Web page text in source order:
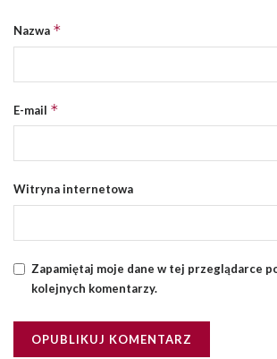
Nazwa *
E-mail *
Witryna internetowa
Zapamiętaj moje dane w tej przeglądarce
kolejnych komentarzy.